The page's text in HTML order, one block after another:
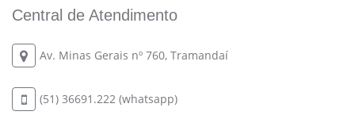
Central de Atendimento
Av. Minas Gerais nº 760, Tramandaí
(51) 36691.222 (whatsapp)